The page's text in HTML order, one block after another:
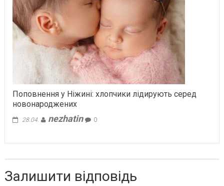
Поповнення у Ніжині: хлопчики лідирують серед
новонароджених
28.04. nezhatin 0
Залишити відповідь